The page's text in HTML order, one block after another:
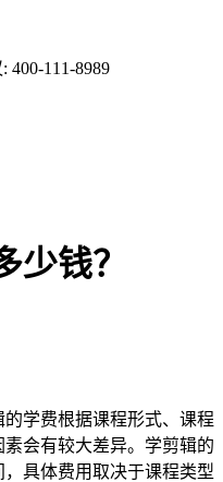
400-111-8989
少钱？
学费根据课程形式、课程
会有较大差异。学剪辑的
，具体费用取决于课程类型